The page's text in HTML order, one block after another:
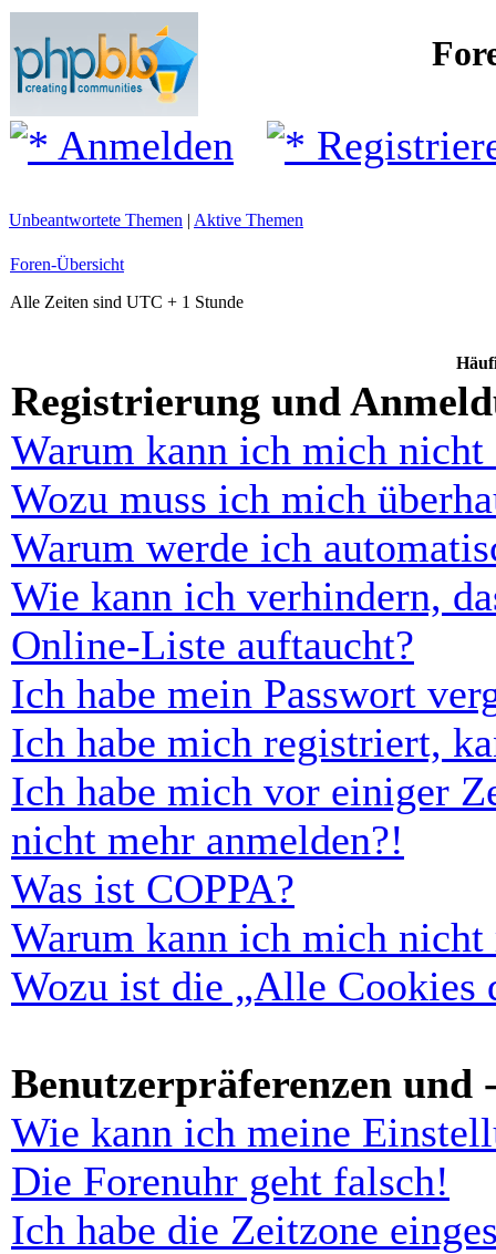
Anmelden
Unbeantwortete Themen | Aktive Themen
Foren-Übersicht
Alle Zeiten sind UTC + 1 Stunde
Registrierung und
Warum kann ich mich nicht
Wozu muss ich mich
Warum werde ich
Wie kann ich verhindern,
Online-Liste auftaucht?
Ich habe mein Passwort
Ich habe mich registriert,
Ich habe mich vor einiger
nicht mehr anmelden?!
Was ist COPPA?
Warum kann ich mich nicht
Wozu ist die „Alle Cookies
Benutzerpräferenzen und
Wie kann ich meine
Die Forenuhr geht falsch!
Ich habe die Zeitzone